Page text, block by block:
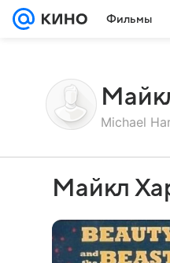
Фильмы
Michael
Майкл